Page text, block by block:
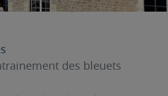
des bleuets